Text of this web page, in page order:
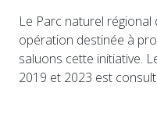
Le Parc naturel régional
opération destinée à
saluons cette initiative.
2019 et 2023 est